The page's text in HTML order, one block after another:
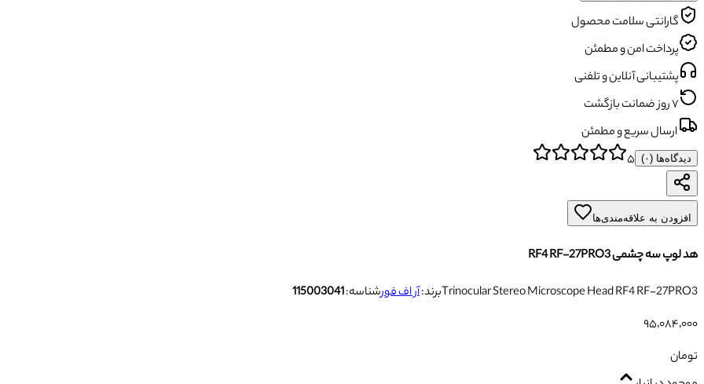
گارانتی سلامت محصول
پرداخت امن و مطمئن
پشتیبانی آنلاین و تلفنی
۷ روز ضمانت بازگشت
ارسال سریع و مطمئن
دیدگاه‌ها (۰) ۵
افزودن به علاقه‌مندی‌ها
هد لوپ سه چشمی RF4 RF-27PRO3
Trinocular Stereo Microscope Head RF4 RF-27PRO3برند:آر اف فورشناسه:115003041
۹۵٬۰۸۴٬۰۰۰
تومان